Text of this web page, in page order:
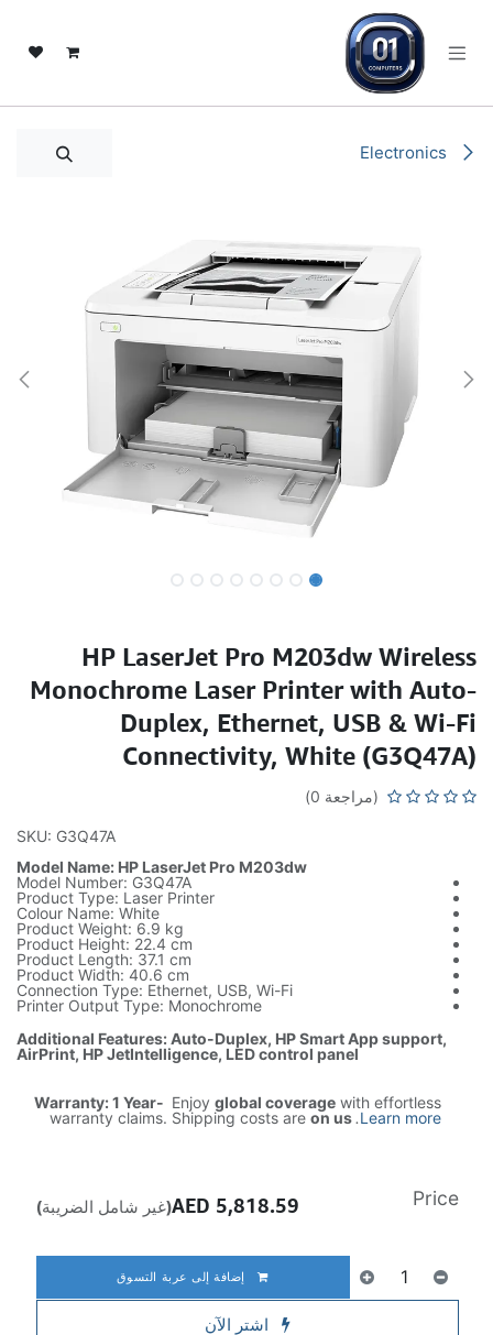
HP LaserJet Pro M203dw Wireless
Monochrome Laser Printer with Auto-
Duplex, Ethernet, USB & Wi-Fi
Connectivity, White (G3Q47A)
(مراجعة 0)
SKU: G3Q47A
Model Name: HP LaserJet Pro M203dw
Model Number: G3Q47A
Product Type: Laser Printer
Colour Name: White
Product Weight: 6.9 kg
Product Height: 22.4 cm
Product Length: 37.1 cm
Product Width: 40.6 cm
Connection Type: Ethernet, USB, Wi-Fi
Printer Output Type: Monochrome
Additional Features: Auto-Duplex, HP Smart App support,
AirPrint, HP JetIntelligence, LED control panel
Warranty: 1 Year- Enjoy global coverage with effortless
warranty claims. Shipping costs are on us.Learn more
إضافة إلى عربة التسوق
اشترِ الآن
Price
5,818.59 (غير شامل الضريبة)